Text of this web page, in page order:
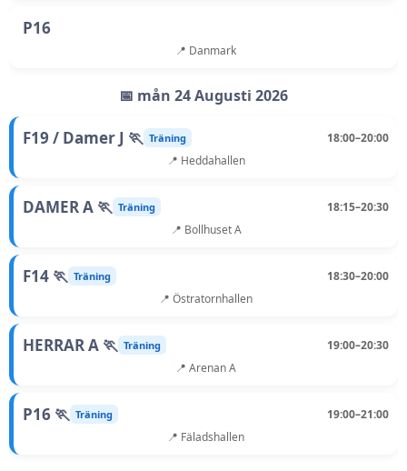
P16
📍 Danmark
📅 mån 24 Augusti 2026
F19 / Damer J 🏃 Träning
18:00–20:00
📍 Heddahallen
DAMER A 🏃 Träning
18:15–20:30
📍 Bollhuset A
F14 🏃 Träning
18:30–20:00
📍 Östratornhallen
HERRAR A 🏃 Träning
19:00–20:30
📍 Arenan A
P16 🏃 Träning
19:00–21:00
📍 Fäladshallen